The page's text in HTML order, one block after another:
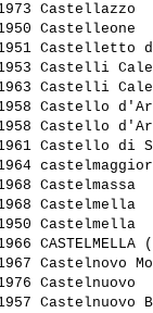
Castelli
Castelli
Castello
Castello
Castello
Castelnovo